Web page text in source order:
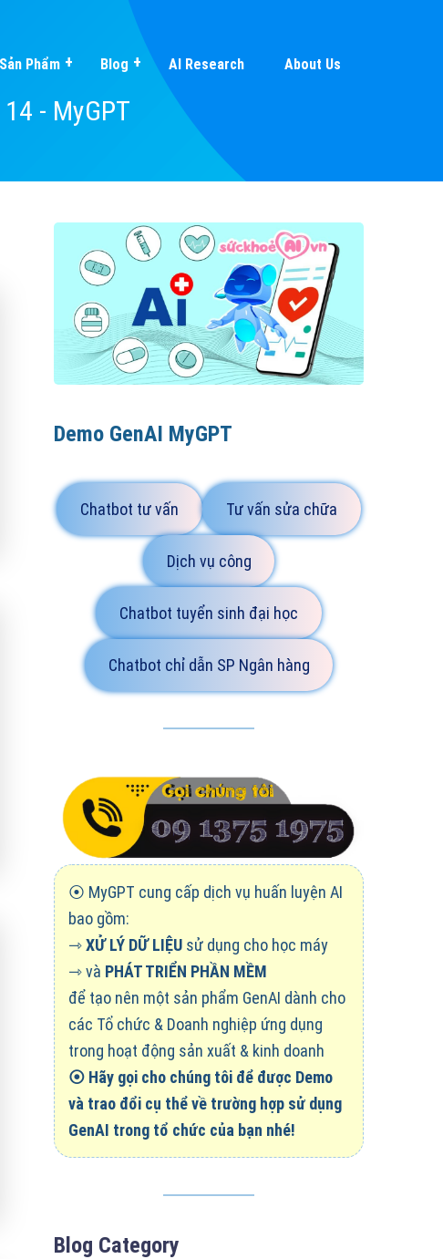
Sản Phẩm Blog AI Research About Us
- MyGPT
Demo GenAI MyGPT
Chatbot tư vấn Tư vấn sửa chữa
Dịch vụ công
Chatbot tuyển sinh đại học
Chatbot chỉ dẫn SP Ngân hàng
⦿ MyGPT cung cấp dịch vụ huấn luyện AI
bao gồm:
⇾XỬ LÝ DỮ LIỆU sử dụng cho học máy
⇾ và PHÁT TRIỂN PHẦN MỀM
để tạo nên một sản phẩm GenAI dành cho
các Tổ chức & Doanh nghiệp ứng dụng
trong hoạt động sản xuất & kinh doanh
⦿ Hãy gọi cho chúng tôi để được Demo
và trao đổi cụ thể về trường hợp sử dụng
GenAI trong tổ chức của bạn nhé!
Blog Category